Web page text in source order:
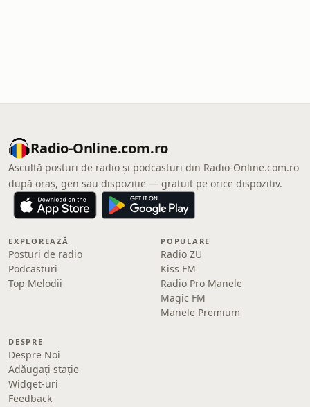
Radio-Online.com.ro
Ascultă posturi de radio și podcasturi din Radio-Online.com.ro
după oraș, gen sau dispoziție — gratuit pe orice dispozitiv.
EXPLOREAZĂ
Posturi de radio
Podcasturi
Top Melodii
POPULARE
Radio ZU
Kiss FM
Radio Pro Manele
Magic FM
Manele Premium
DESPRE
Despre Noi
Adăugați stație
Widget-uri
Feedback